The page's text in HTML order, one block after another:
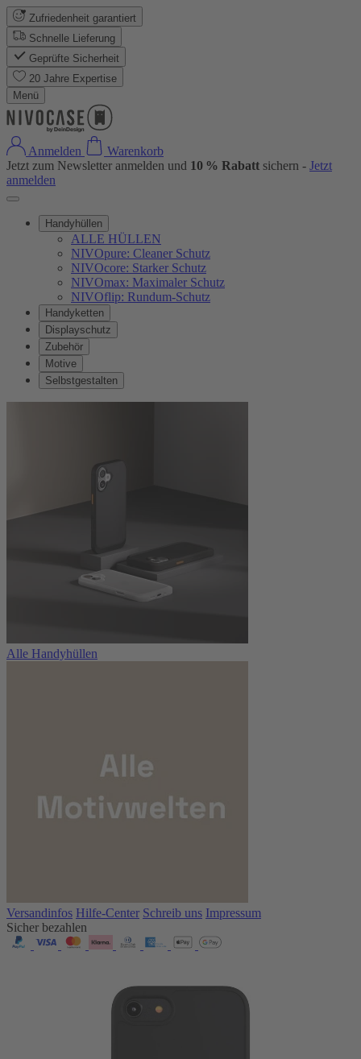
Zufriedenheit garantiert
Schnelle Lieferung
Geprüfte Sicherheit
20 Jahre Expertise
Menü
Anmelden
Warenkorb
Jetzt zum Newsletter anmelden und 10 % Rabatt sichern - Jetzt
anmelden
Handyhüllen
ALLE HÜLLEN
NIVOpure: Cleaner Schutz
NIVOcore: Starker Schutz
NIVOmax: Maximaler Schutz
NIVOflip: Rundum-Schutz
Handyketten
Displayschutz
Zubehör
Motive
Selbstgestalten
Alle Handyhüllen
Versandinfos Hilfe-Center Schreib uns Impressum
Sicher bezahlen